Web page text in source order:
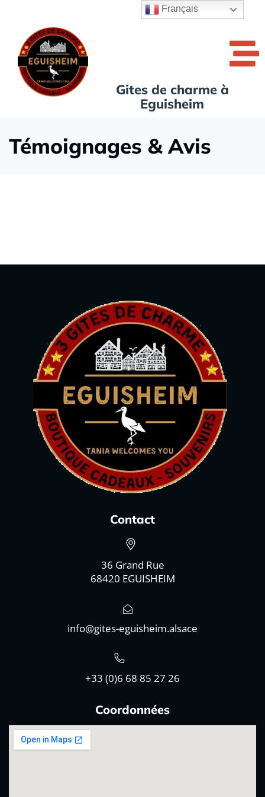
Gites de charme à
Eguisheim
Témoignages & Avis
Contact
36 Grand Rue
68420 EGUISHEIM
info@gites-eguisheim.alsace
+33 (0)6 68 85 27 26
Coordonnées
Français